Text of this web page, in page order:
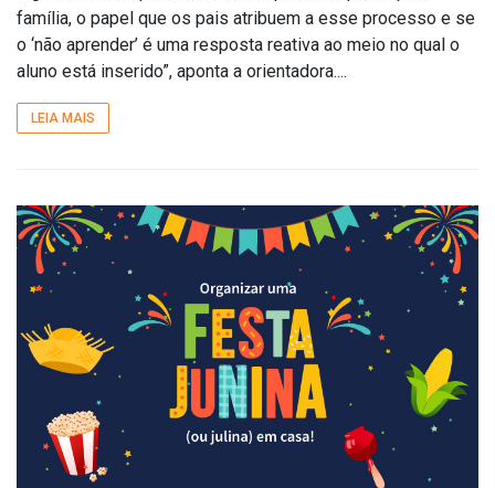
família, o papel que os pais atribuem a esse processo e se
o ‘não aprender’ é uma resposta reativa ao meio no qual o
aluno está inserido”, aponta a orientadora....
LEIA MAIS